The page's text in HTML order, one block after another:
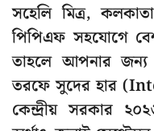
সহেলি মিত্র,
পিপিএফ সহযোগে
তাহলে আপনার
তরফে সুদের হার
কেন্দ্রীয় সরকার